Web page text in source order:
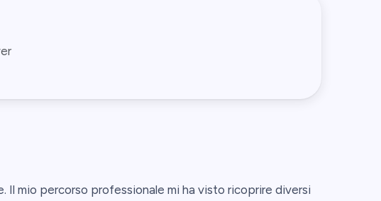
Il mio percorso professionale mi ha visto ricoprire diversi